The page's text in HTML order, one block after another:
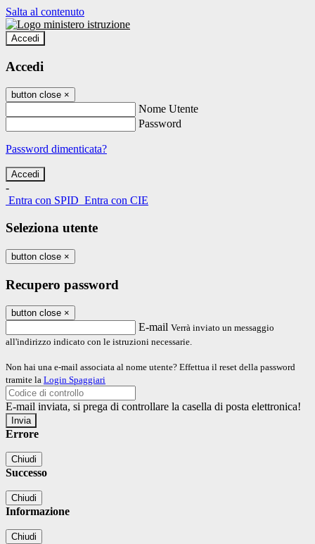
Salta al contenuto
Accedi
Accedi
button close ×
Nome Utente
Password
Password dimenticata?
-
Entra con SPID Entra con CIE
Seleziona utente
button close ×
Recupero password
button close ×
E-mail Verrà inviato un messaggio
all'indirizzo indicato con le istruzioni necessarie.
Non hai una e-mail associata al nome utente? Effettua il reset della password
tramite la Login Spaggiari
E-mail inviata, si prega di controllare la casella di posta elettronica!
Errore
Chiudi
Successo
Chiudi
Informazione
Chiudi